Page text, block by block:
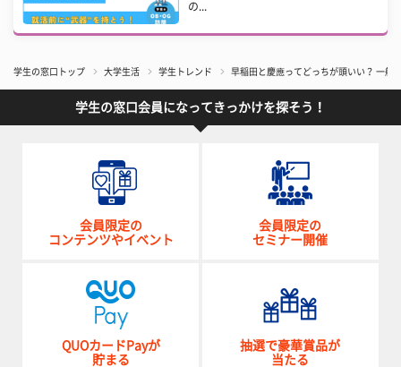
の...
学生の窓口トップ 大学生活 学生トレンド 早稲田と慶應ってどっちが頭いい？ 一
学生の窓口会員になってきっかけを探そう！
会員限定の
コンテンツやイベント
会員限定の
セミナー開催
QUOカードPayが
貯まる
抽選で豪華賞品が
当たる